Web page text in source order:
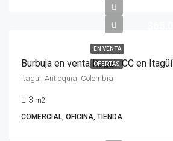
EN VENTA
OFERTAS
Burbuja en venta Itagui- CC en Itagüí
Itagüi, Antioquia, Colombia
3 m2
COMERCIAL, OFICINA, TIENDA